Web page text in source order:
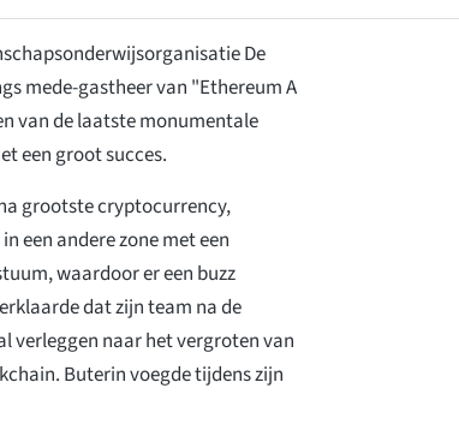
De
mede-gastheer van "Ethereum A
van de laatste monumentale
een groot succes.
grootste cryptocurrency,
een andere zone met een
waardoor er een buzz
dat zijn team na de
verleggen naar het vergroten van
Buterin voegde tijdens zijn